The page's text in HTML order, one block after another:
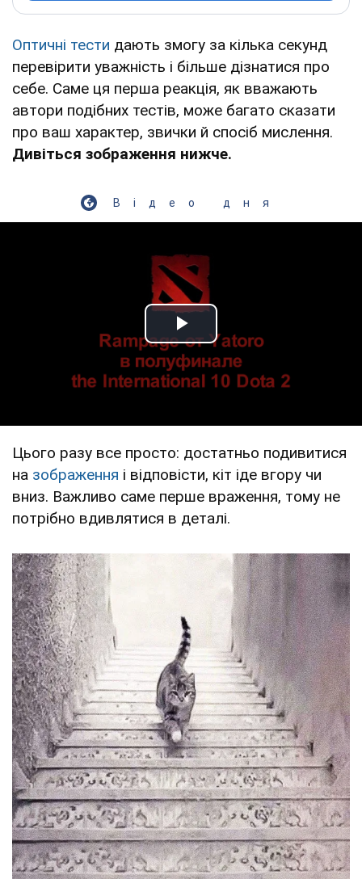
Оптичні тести дають змогу за кілька секунд
перевірити уважність і більше дізнатися про
себе. Саме ця перша реакція, як вважають
автори подібних тестів, може багато сказати
про ваш характер, звички й спосіб мислення.
Дивіться зображення нижче.
Відео дня
Play Video
Цього разу все просто: достатньо подивитися
на зображення і відповісти, кіт іде вгору чи
вниз. Важливо саме перше враження, тому не
потрібно вдивлятися в деталі.